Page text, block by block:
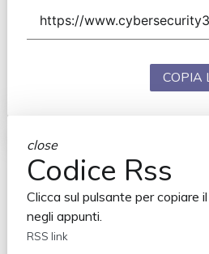
COPIA
close
Codice Rss
Clicca sul pulsante per copiare
negli appunti.
RSS link